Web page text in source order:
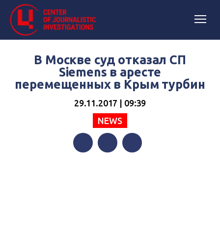
В Москве суд отказал СП
Siemens в аресте
перемещенных в Крым турбин
29.11.2017 | 09:39
NEWS